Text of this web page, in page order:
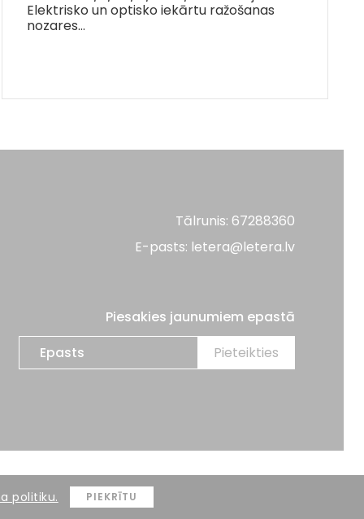
Elektrisko un optisko iekārtu ražošanas
nozares…
Tālrunis: 67288360
E-pasts: letera@letera.lv
Piesakies jaunumiem epastā
Mājas lapas izstrāde:BRIGHT
politiku.
PIEKRĪTU